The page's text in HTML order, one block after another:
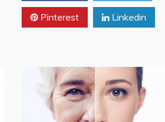
Pinterest Linkedin